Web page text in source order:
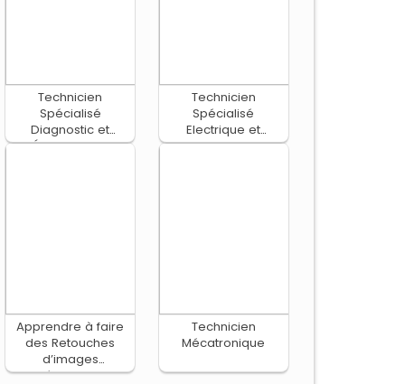
Technicien
Spécialisé
Diagnostic et
Électronique
Technicien
Spécialisé
Electrique et
Electronique
Apprendre à faire
des Retouches
d’images
numériques avec
Technicien
Mécatronique